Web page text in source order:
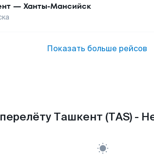
— Ханты-Мансийск
Показать больше рейсов
Ташкент (TAS) -